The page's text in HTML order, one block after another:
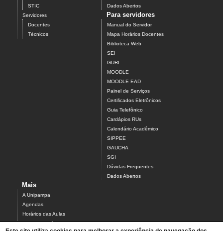
STIC
Servidores
Docentes
Técnicos
Dados Abertos
Para servidores
Manual do Servidor
Mapa Horários Docentes
Biblioteca Web
SEI
GURI
MOODLE
MOODLE EAD
Painel de Serviços
Certificados Eletrônicos
Guia Telefônico
Cardápios RUs
Calendário Acadêmico
SIPPEE
GAUCHA
SGI
Dúvidas Frequentes
Dados Abertos
Mais
A Unipampa
Agendas
Horários das Aulas
Centro Acadêmico do Campus Alegrete